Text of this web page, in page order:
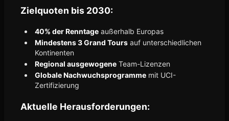
Zielquoten bis 2030:
40% der Renntage außerhalb Europas
Mindestens 3 Grand Tours auf unterschiedlichen
Kontinenten
Regional ausgewogene Team-Lizenzen
Globale Nachwuchsprogramme mit UCI-
Zertifizierung
Aktuelle Herausforderungen: